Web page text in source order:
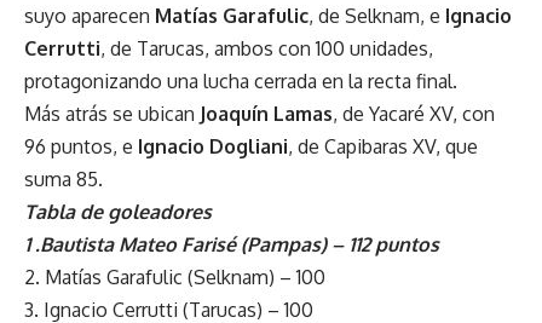
suyo aparecen Matías Garafulic, de Selknam, e Ignacio
Cerrutti, de Tarucas, ambos con 100 unidades,
protagonizando una lucha cerrada en la recta final.
Más atrás se ubican Joaquín Lamas, de Yacaré XV, con
96 puntos, e Ignacio Dogliani, de Capibaras XV, que
suma 85.
Tabla de goleadores
1 .Bautista Mateo Farisé (Pampas) – 112 puntos
2. Matías Garafulic (Selknam) – 100
3. Ignacio Cerrutti (Tarucas) – 100